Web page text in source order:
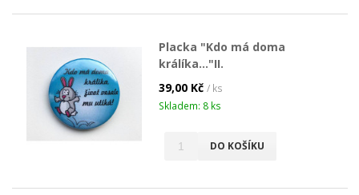
Placka "Kdo má doma
králíka..."II.
39,00 Kč / ks
Skladem: 8 ks
DO KOŠÍKU